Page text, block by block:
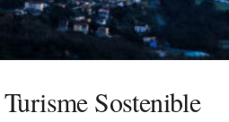
Sostenible